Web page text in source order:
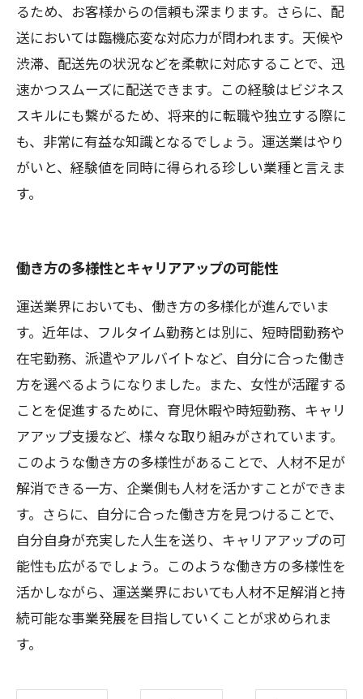
るため、お客様からの信頼も深まります。さらに、配
送においては臨機応変な対応力が問われます。天候や
渋滞、配送先の状況などを柔軟に対応することで、迅
速かつスムーズに配送できます。この経験はビジネス
スキルにも繋がるため、将来的に転職や独立する際に
も、非常に有益な知識となるでしょう。運送業はやり
がいと、経験値を同時に得られる珍しい業種と言えま
す。
働き方の多様性とキャリアアップの可能性
運送業界においても、働き方の多様化が進んでいま
す。近年は、フルタイム勤務とは別に、短時間勤務や
在宅勤務、派遣やアルバイトなど、自分に合った働き
方を選べるようになりました。また、女性が活躍する
ことを促進するために、育児休暇や時短勤務、キャリ
アアップ支援など、様々な取り組みがされています。
このような働き方の多様性があることで、人材不足が
解消できる一方、企業側も人材を活かすことができま
す。さらに、自分に合った働き方を見つけることで、
自分自身が充実した人生を送り、キャリアアップの可
能性も広がるでしょう。このような働き方の多様性を
活かしながら、運送業界においても人材不足解消と持
続可能な事業発展を目指していくことが求められま
す。